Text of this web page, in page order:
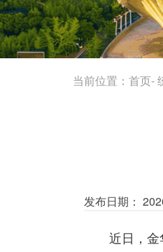
当前位置： 首页-
发布日期：
近日，